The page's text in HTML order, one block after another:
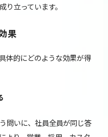
り立っています。
果
体的にどのような効果が得
問いに、社員全員が同じ答